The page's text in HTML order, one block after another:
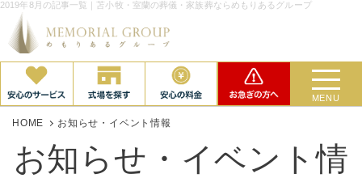
2019年8月の記事一覧｜苫小牧・室蘭の葬儀・家族葬ならめもりあるグループ
MENU
HOME お知らせ・イベント情報
お知らせ・イベント情